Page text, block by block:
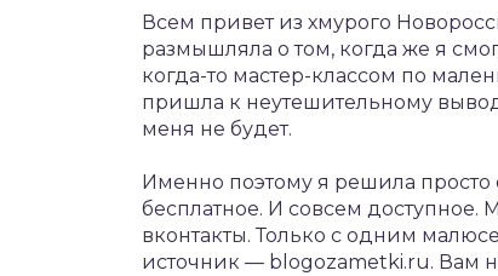
Всем привет из хмурого
размышляла о том, когда же я
когда-то мастер-классом по
пришла к неутешительному
меня не будет.
Именно поэтому я решила
бесплатное. И совсем доступное.
вконтакты. Только с одним
источник — blogozametki.ru. Вам